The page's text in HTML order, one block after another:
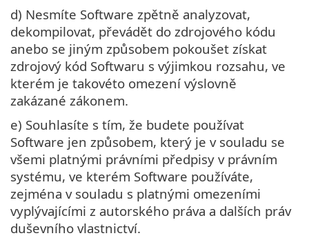
d) Nesmíte Software zpětně analyzovat,
dekompilovat, převádět do zdrojového kódu
anebo se jiným způsobem pokoušet získat
zdrojový kód Softwaru s výjimkou rozsahu, ve
kterém je takovéto omezení výslovně
zakázané zákonem.
e) Souhlasíte s tím, že budete používat
Software jen způsobem, který je v souladu se
všemi platnými právními předpisy v právním
systému, ve kterém Software používáte,
zejména v souladu s platnými omezeními
vyplývajícími z autorského práva a dalších práv
duševního vlastnictví.